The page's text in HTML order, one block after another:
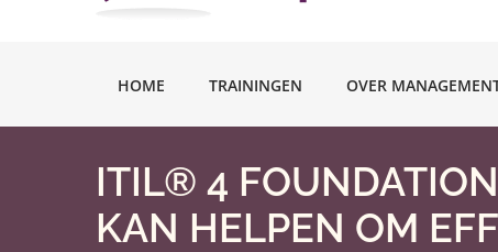
HOME TRAININGEN OVER
ITIL® 4
KAN HELPEN OM